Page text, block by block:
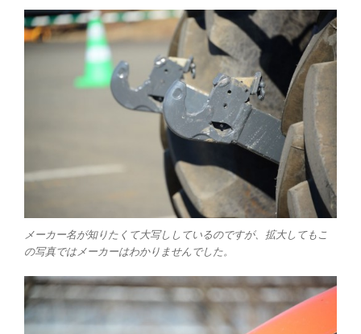
メーカー名が知りたくて大写ししているのですが、拡大してもこ
の写真ではメーカーはわかりませんでした。